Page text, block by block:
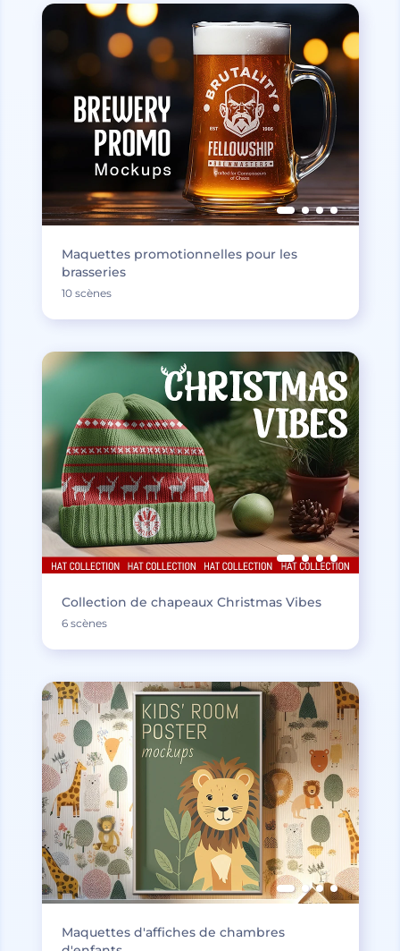
Maquettes promotionnelles pour les
brasseries
10 scènes
Collection de chapeaux Christmas Vibes
6 scènes
Maquettes d'affiches de chambres